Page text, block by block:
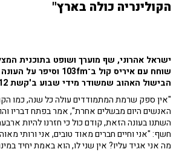
הקולינריה כולה בארץ"
ישראל אהרוני, שף מוערך ושופט בתוכנית
הבישול האהוב שמשודר מידי שבוע ב'קשת 12'.
"אין ספק שרמת המתמודדים עולה כל שנה, כמו
האנשים היום מבשלים אחרת", אמר בפתח דבריו
השתנו בעונה הזאת, קודם כול כי חזרנו להיות
חשף: "אני וחיים חברים מאוד טובים, אני ורותי
מה אני אגיד עליו? אין שני לו, הוא באמת יחיד